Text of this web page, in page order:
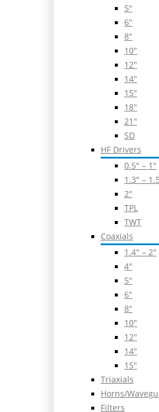
5″
6″
8″
10″
12″
14″
15″
18″
21″
SD
HF Drivers
0.5″ – 1″
1.3″ –
2″
TPL
TWT
Coaxials
1.4″ – 2″
4″
5″
6″
8″
10″
12″
14″
15″
Triaxials
Horns/
Filters